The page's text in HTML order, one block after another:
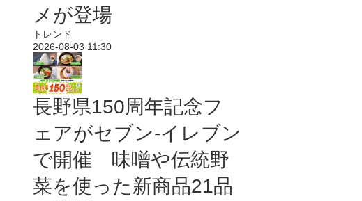
メが登場
トレンド
2026-08-03 11:30
長野県150周年記念フ
ェアがセブン-イレブン
で開催 味噌や伝統野
菜を使った新商品21品